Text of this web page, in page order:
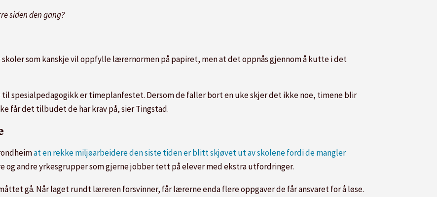
siden den gang?
som kanskje vil oppfylle lærernormen på papiret, men at det oppnås gjennom å kutte i det
til spesialpedagogikk er timeplanfestet. Dersom de faller bort en uke skjer det ikke noe, timene blir
får det tilbudet de har krav på, sier Tingstad.
at en rekke miljøarbeidere den siste tiden er blitt skjøvet ut av skolene fordi de mangler
og andre yrkesgrupper som gjerne jobber tett på elever med ekstra utfordringer.
gå. Når laget rundt læreren forsvinner, får lærerne enda flere oppgaver de får ansvaret for å løse.